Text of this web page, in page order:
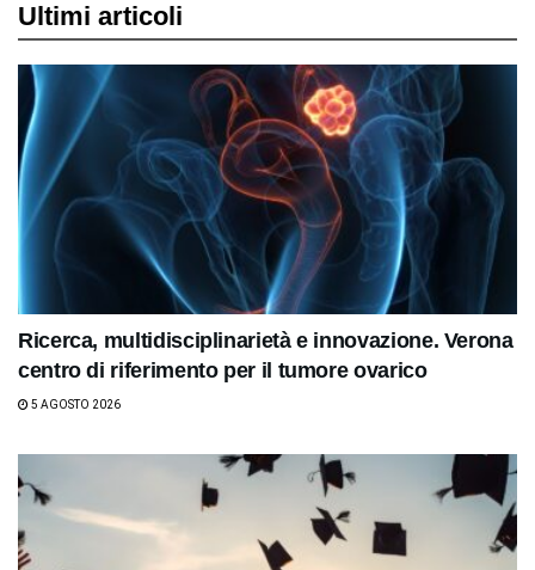
Ultimi articoli
Ricerca, multidisciplinarietà e innovazione. Verona
centro di riferimento per il tumore ovarico
5 AGOSTO 2026